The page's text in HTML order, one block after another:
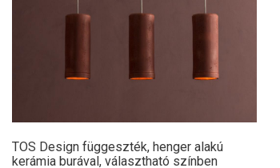
TOS Design függeszték, henger alakú
kerámia burával, választható színben